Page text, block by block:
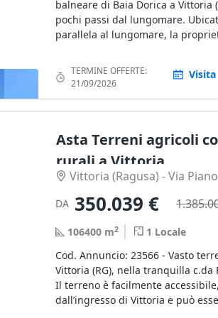
balneare di Baia Dorica a Vittoria
pochi passi dal lungomare.
parallela al lungomare, la
La villetta, costruita su un lotto
principale della casa è collegato
e servizi nella parte posteriore e
All’interno, la villetta offre un
annesso, un corridoio
di varie dimensioni. La struttura
muratura, con pavimenti in
manifattura e tramezzature
sono realizzate con struttura in
coppo siciliano.
La proprietà include anche una
di terra di 74 mq, dove è ubicato
TERMINE OFFERTE:
21/09/2026
Visita
Asta Terreni agricoli
rurali a Vittoria
Vittoria (Ragusa) - Via
DA 350.039 €
106400 m2 1 Locale
Cod. Annuncio: 23566 - Vasto
Vittoria (RG), nella tranquilla c.da
Il terreno è facilmente
dall’ingresso di Vittoria e può